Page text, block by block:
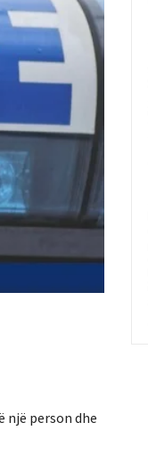
një person dhe